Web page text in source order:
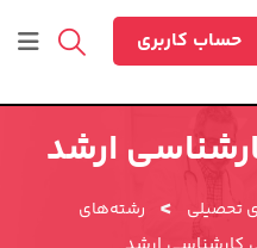
حساب کاربری
ارشد
تحصیلی >
رشته‌های